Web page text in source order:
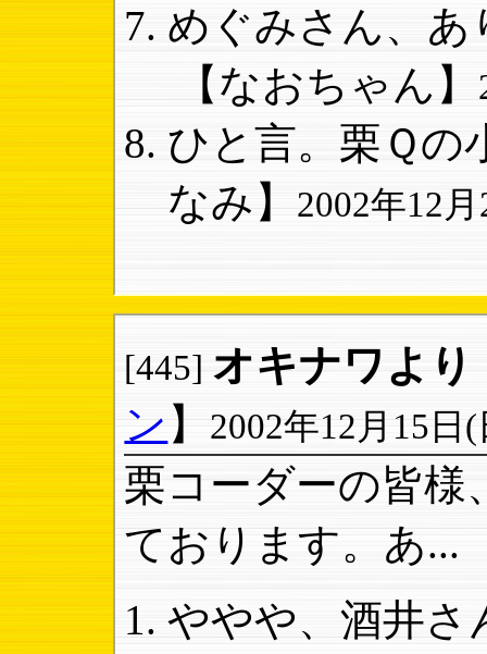
めぐみさん、あ
【なおちゃん】
ひと言。栗Ｑの
なみ】
2002年12
[445] オキナワより
ン 】 2002年12月15日
栗コーダーの皆様
ております。あ...
ややや、酒井さ